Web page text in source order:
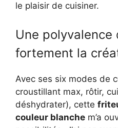
le plaisir de cuisiner.
Une polyvalence
fortement la
Avec ses six modes de
croustillant max, rôtir,
déshydrater), cette
couleur blanche m’a